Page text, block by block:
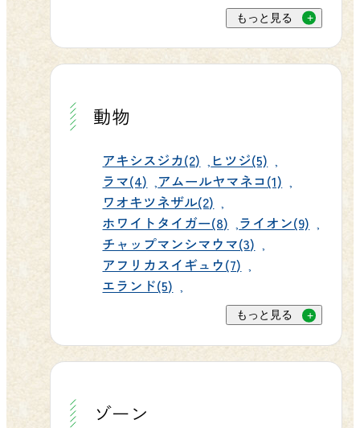
もっと見る
動物
アキシスジカ(2)
ヒツジ(5)
ラマ(4)
アムールヤマネコ(1)
ワオキツネザル(2)
ホワイトタイガー(8)
ライオン(9)
チャップマンシマウマ(3)
アフリカスイギュウ(7)
エランド(5)
もっと見る
ゾーン